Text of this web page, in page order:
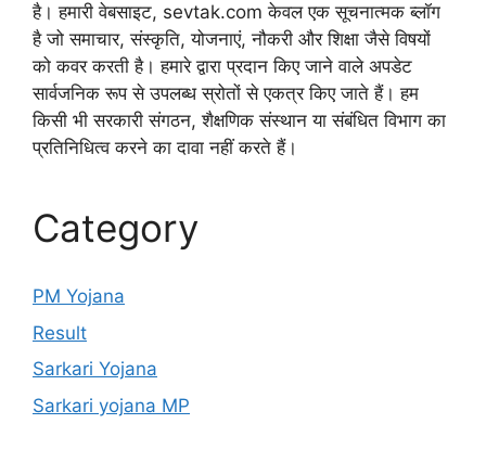
है। हमारी वेबसाइट, sevtak.com केवल एक सूचनात्मक ब्लॉग
है जो समाचार, संस्कृति, योजनाएं, नौकरी और शिक्षा जैसे विषयों
को कवर करती है। हमारे द्वारा प्रदान किए जाने वाले अपडेट
सार्वजनिक रूप से उपलब्ध स्रोतों से एकत्र किए जाते हैं। हम
किसी भी सरकारी संगठन, शैक्षणिक संस्थान या संबंधित विभाग का
प्रतिनिधित्व करने का दावा नहीं करते हैं।
Category
PM Yojana
Result
Sarkari Yojana
Sarkari yojana MP